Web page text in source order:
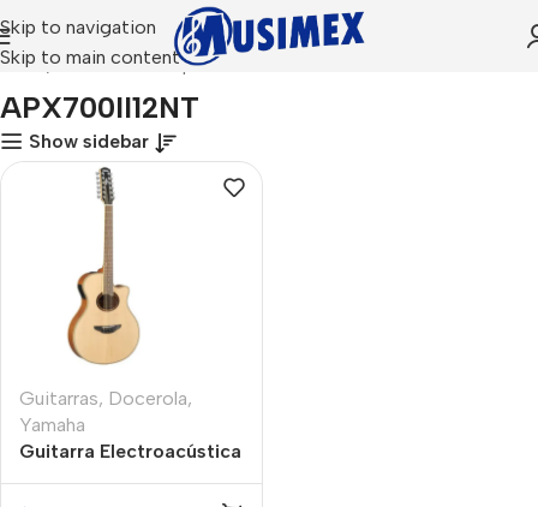
Skip to navigation
Skip to main content
Inicio Productos etiquetados “APX700II12NT”
APX700II12NT
Show sidebar
Guitarras, Docerola,
Yamaha
Guitarra Electroacústica
Docerola Yamaha